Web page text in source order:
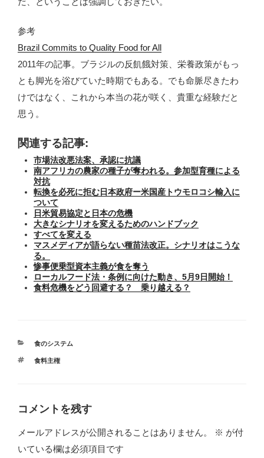
参考
Brazil Commits to Quality Food for All
2011年の記事。ブラジルの反飢餓対策、栄養政策がもっ
とも脚光を浴びていた時期でもある。でも命脈尽きたわ
けではなく、これから本当の花が咲く、貴重な経験だと
思う。
関連する記事:
市場法改悪法案、承認に抗議
南アフリカの農家の種子が奪われる。参加型育種による
対抗
転換を必死に拒む日本政府ー米国産トウモロコシ輸入に
ついて
日米貿易協定と日本の危機
大きなシナリオを変えるためのハンドブック
すべてを変える
マスメディアが語らない種苗法改正。シナリオはこうな
る。
惨事便乗型資本主義が食を奪う
ローカルフード法・条例に向けた動き、5月9日開始！
食料危機をどう回避する？ 乗り越える？
カ
ゴ
食のシステム
タ
食料主権
コメントを残す
メールアドレスが公開されることはありません。 ※ が付
いている欄は必須項目です